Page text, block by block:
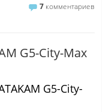
7 комментариев
G5-City-Max
G5-City-